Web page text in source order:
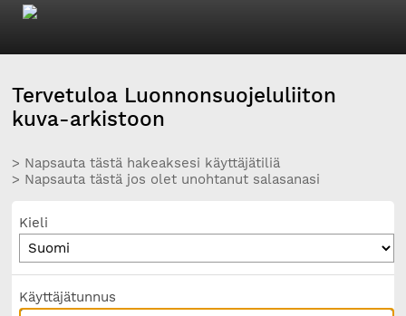
Tervetuloa Luonnonsuojeluliiton
kuva-arkistoon
> Napsauta tästä hakeaksesi käyttäjätiliä
> Napsauta tästä jos olet unohtanut salasanasi
Kieli
Käyttäjätunnus